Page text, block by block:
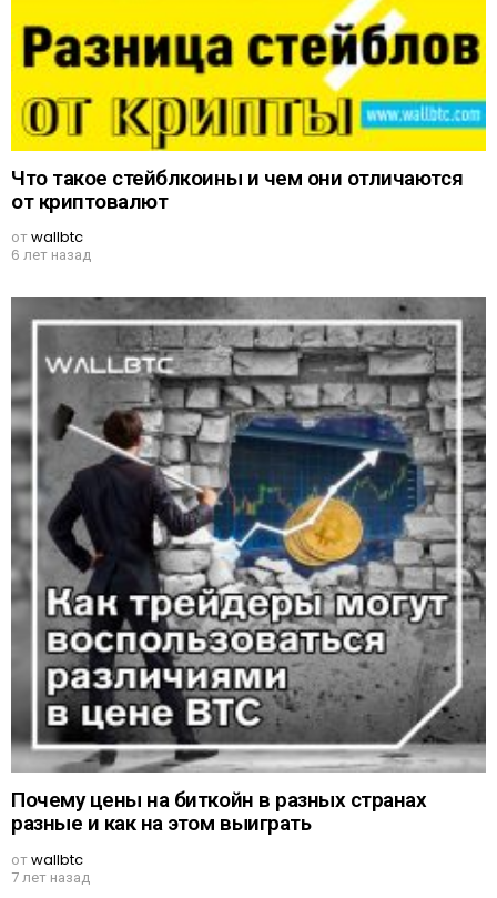
Что такое стейблкоины и чем они отличаются
от криптовалют
отwallbtc
6 лет назад
Почему цены на биткойн в разных странах
разные и как на этом выиграть
отwallbtc
7 лет назад